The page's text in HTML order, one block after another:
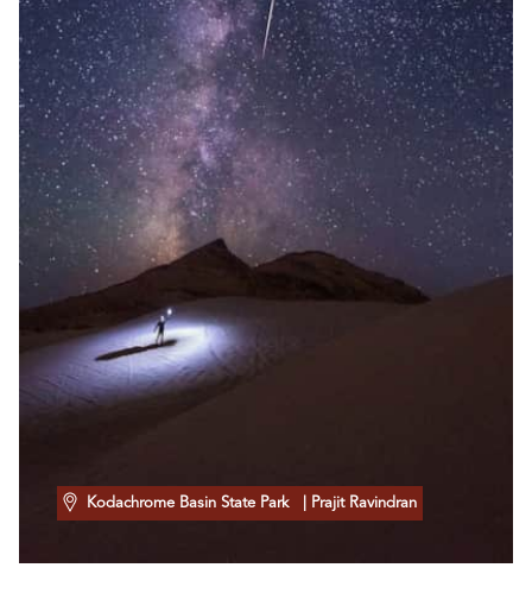
Kodachrome Basin State Park | Prajit Ravindran